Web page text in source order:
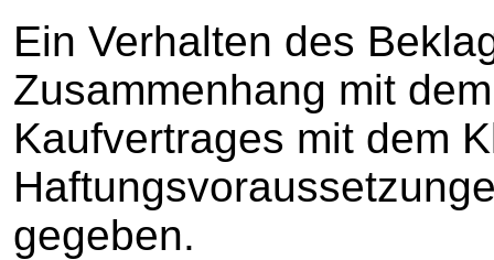
Ein Verhalten des
Zusammenhang mit
Kaufvertrages mit dem
gegeben.